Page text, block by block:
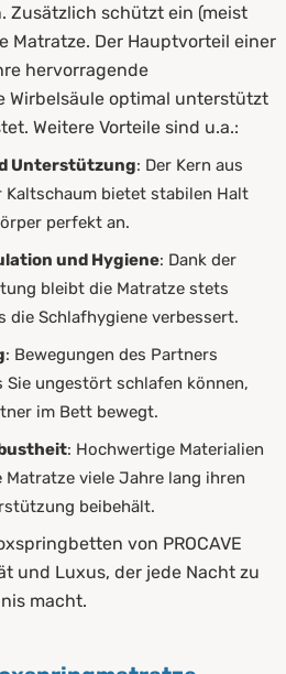
Zusätzlich schützt ein (meist
Matratze. Der Hauptvorteil einer
hervorragende
Wirbelsäule optimal unterstützt
Weitere Vorteile sind u.a.:
Unterstützung: Der Kern aus
Kaltschaum bietet stabilen Halt
perfekt an.
und Hygiene: Dank der
bleibt die Matratze stets
die Schlafhygiene verbessert.
: Bewegungen des Partners
ungestört schlafen können,
im Bett bewegt.
: Hochwertige Materialien
viele Jahre lang ihren
beibehält.
von PROCAVE
und Luxus, der jede Nacht zu
macht.